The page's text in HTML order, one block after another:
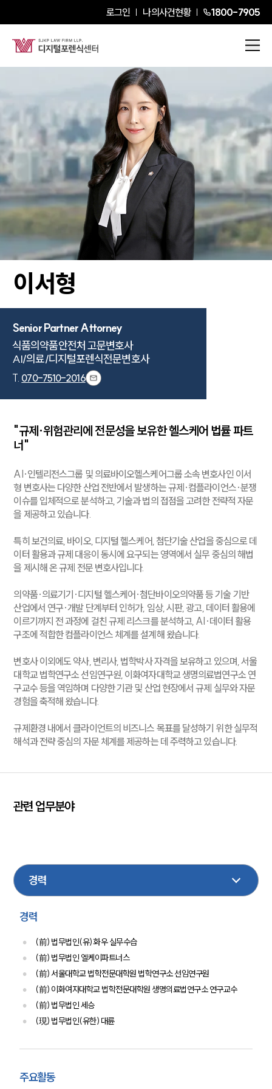
로그인 나의사건현황 1800-7905
센터소개
센터소개
대륜의 강점
오시는 길
글로벌 파트너 로펌
이서형 Senior Partner Attorney
이서형
Senior Partner Attorney
식품의약품안전처 고문변호사
AI/의료/디지털포렌식전문변호사
T. 070-7510-2016
"규제·위험관리에 전문성을 보유한 헬스케어 법률 파트
너"
AI·인텔리전스그룹 및 의료바이오헬스케어그룹 소속 변호사인 이서
형 변호사는 다양한 산업 전반에서 발생하는 규제·컴플라이언스·분쟁
이슈를 입체적으로 분석하고, 기술과 법의 접점을 고려한 전략적 자문
을 제공하고 있습니다.
특히 보건의료, 바이오, 디지털 헬스케어, 첨단기술 산업을 중심으로 데
이터 활용과 규제 대응이 동시에 요구되는 영역에서 실무 중심의 해법
을 제시해 온 규제 전문 변호사입니다.
의약품·의료기기·디지털 헬스케어·첨단바이오의약품 등 기술 기반
산업에서 연구·개발 단계부터 인허가, 임상, 시판, 광고, 데이터 활용에
이르기까지 전 과정에 걸친 규제 리스크를 분석하고, AI·데이터 활용
구조에 적합한 컴플라이언스 체계를 설계해 왔습니다.
변호사 이외에도 약사, 변리사, 법학박사 자격을 보유하고 있으며, 서울
대학교 법학연구소 선임연구원, 이화여자대학교 생명의료법연구소 연
구교수 등을 역임하며 다양한 기관 및 산업 현장에서 규제 실무와 자문
경험을 축적해 왔습니다.
규제환경 내에서 클라이언트의 비즈니스 목표를 달성하기 위한 실무적
해석과 전략 중심의 자문 체계를 제공하는 데 주력하고 있습니다.
관련 업무분야
경력
(前) 법무법인(유) 화우 실무수습
(前) 법무법인 엘케이파트너스
(前) 서울대학교 법학전문대학원 법학연구소 선임연구원
(前) 이화여자대학교 법학전문대학원 생명의료법연구소 연구교수
(前) 법무법인 세승
(現) 법무법인(유한) 대륜
주요활동